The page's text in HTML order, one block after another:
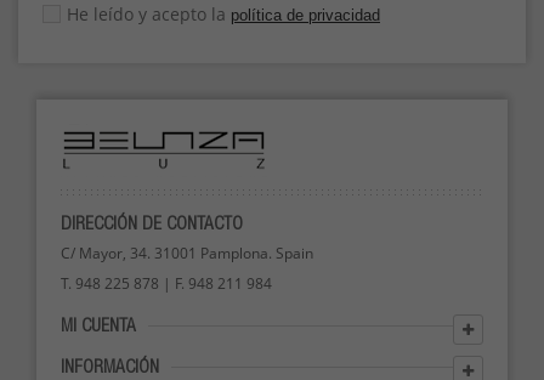
He leído y acepto la política de privacidad
DIRECCIÓN DE CONTACTO
C/ Mayor, 34. 31001 Pamplona. Spain
T. 948 225 878 | F. 948 211 984
MI CUENTA
INFORMACIÓN